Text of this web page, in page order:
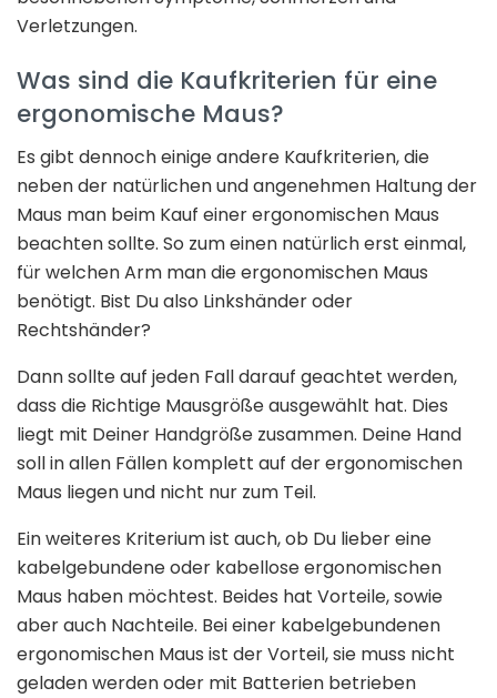
Verletzungen.
Was sind die Kaufkriterien für eine
ergonomische Maus?
Es gibt dennoch einige andere Kaufkriterien, die
neben der natürlichen und angenehmen Haltung der
Maus man beim Kauf einer ergonomischen Maus
beachten sollte. So zum einen natürlich erst einmal,
für welchen Arm man die ergonomischen Maus
benötigt. Bist Du also Linkshänder oder
Rechtshänder?
Dann sollte auf jeden Fall darauf geachtet werden,
dass die Richtige Mausgröße ausgewählt hat. Dies
liegt mit Deiner Handgröße zusammen. Deine Hand
soll in allen Fällen komplett auf der ergonomischen
Maus liegen und nicht nur zum Teil.
Ein weiteres Kriterium ist auch, ob Du lieber eine
kabelgebundene oder kabellose ergonomischen
Maus haben möchtest. Beides hat Vorteile, sowie
aber auch Nachteile. Bei einer kabelgebundenen
ergonomischen Maus ist der Vorteil, sie muss nicht
geladen werden oder mit Batterien betrieben